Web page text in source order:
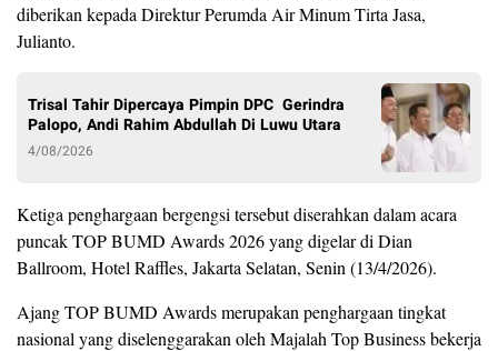
diberikan kepada Direktur Perumda Air Minum Tirta Jasa,
Julianto.
Trisal Tahir Dipercaya Pimpin DPC Gerindra
Palopo, Andi Rahim Abdullah Di Luwu Utara
4/08/2026
Ketiga penghargaan bergengsi tersebut diserahkan dalam acara
puncak TOP BUMD Awards 2026 yang digelar di Dian
Ballroom, Hotel Raffles, Jakarta Selatan, Senin (13/4/2026).
Ajang TOP BUMD Awards merupakan penghargaan tingkat
nasional yang diselenggarakan oleh Majalah Top Business bekerja